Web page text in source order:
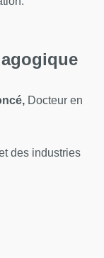
Docteur en
des industries